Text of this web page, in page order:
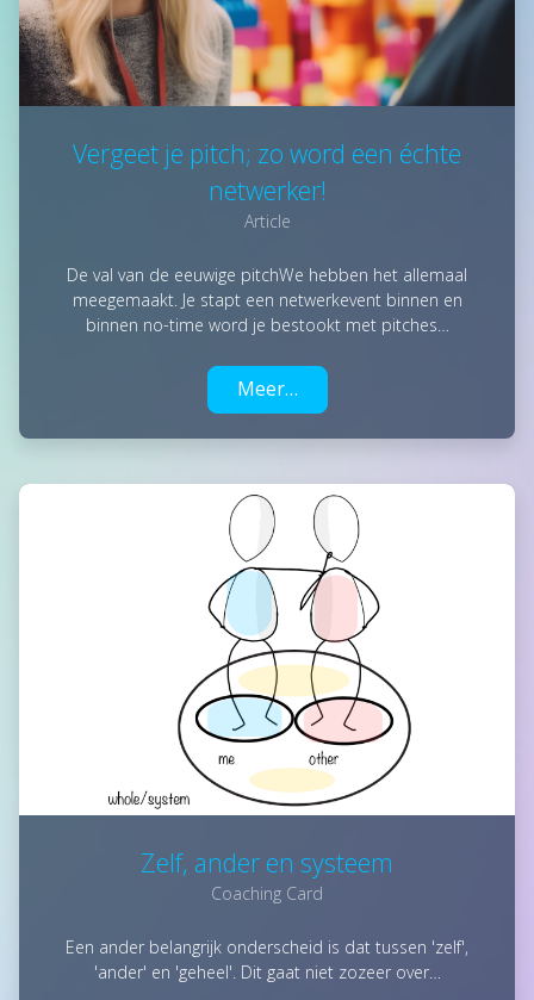
Vergeet je pitch; zo word een échte
netwerker!
Article
De val van de eeuwige pitchWe hebben het allemaal
meegemaakt. Je stapt een netwerkevent binnen en
binnen no-time word je bestookt met pitches…
Meer…
Zelf, ander en systeem
Coaching Card
Een ander belangrijk onderscheid is dat tussen 'zelf',
'ander' en 'geheel'. Dit gaat niet zozeer over…